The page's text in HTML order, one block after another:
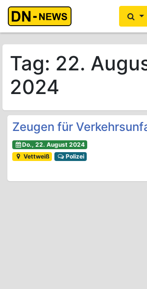
Ihre Anzeige hier? Jetzt
Tag: 22.
2024
Zeugen für
Do., 22. August 2024
Vettweiß
Polizei